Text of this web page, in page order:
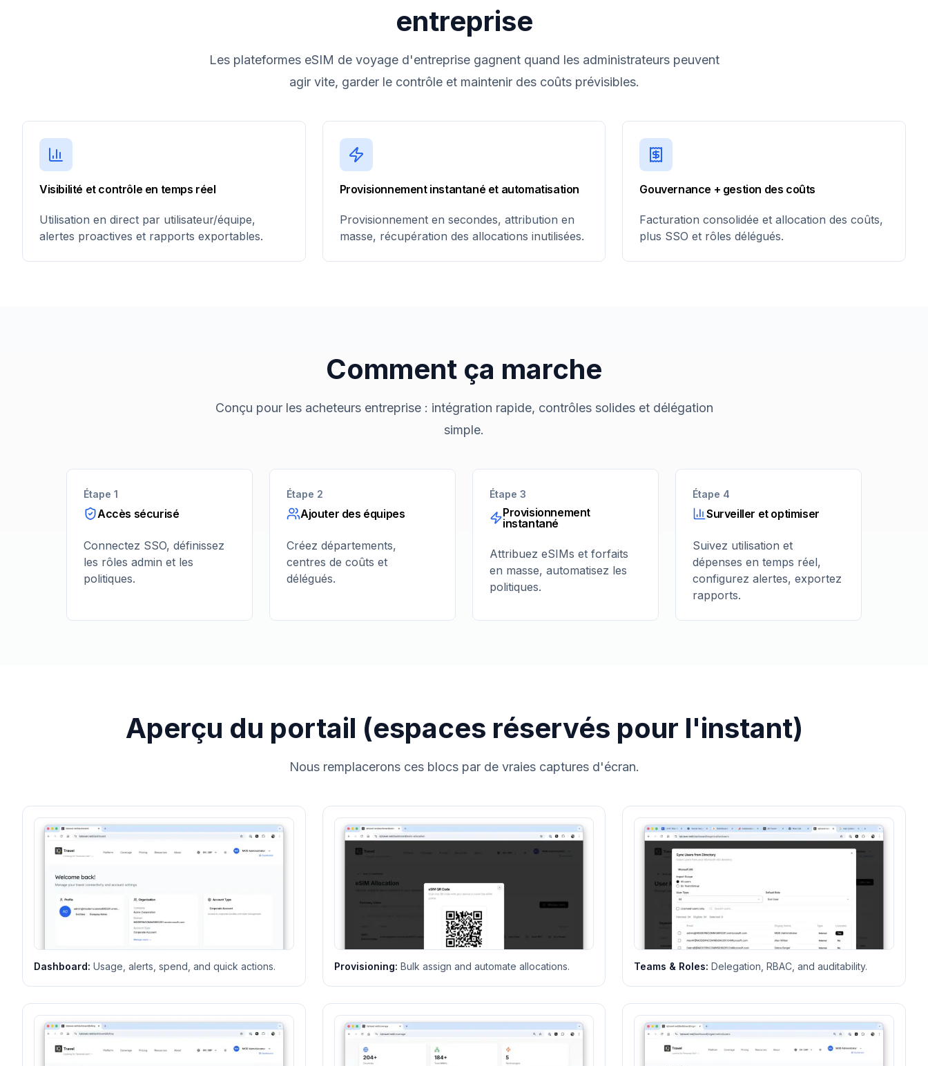
entreprise
Les plateformes eSIM de voyage d'entreprise gagnent quand les administrateurs peuvent
agir vite, garder le contrôle et maintenir des coûts prévisibles.
Visibilité et contrôle en temps réel
Utilisation en direct par utilisateur/équipe,
alertes proactives et rapports exportables.
Provisionnement instantané et automatisation
Provisionnement en secondes, attribution en
masse, récupération des allocations inutilisées.
Gouvernance + gestion des coûts
Facturation consolidée et allocation des coûts,
plus SSO et rôles délégués.
Comment ça marche
Conçu pour les acheteurs entreprise : intégration rapide, contrôles solides et délégation
simple.
Étape 1
Accès sécurisé
Connectez SSO, définissez
les rôles admin et les
politiques.
Étape 2
Ajouter des équipes
Créez départements,
centres de coûts et
délégués.
Étape 3
Provisionnement
instantané
Attribuez eSIMs et forfaits
en masse, automatisez les
politiques.
Étape 4
Surveiller et optimiser
Suivez utilisation et
dépenses en temps réel,
configurez alertes, exportez
rapports.
Aperçu du portail (espaces réservés pour l'instant)
Nous remplacerons ces blocs par de vraies captures d'écran.
Dashboard: Usage, alerts, spend, and quick actions. Provisioning: Bulk assign and automate allocations. Teams & Roles: Delegation, RBAC, and auditability.